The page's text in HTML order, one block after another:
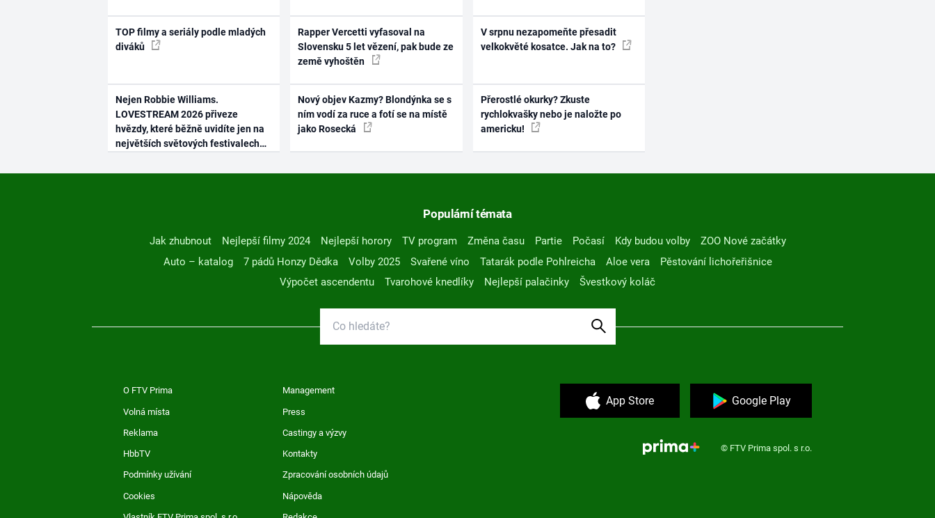
TOP filmy a seriály podle mladých
diváků
Nejen Robbie Williams.
LOVESTREAM 2026 přiveze
hvězdy, které běžně uvidíte jen na
největších světových festivalech
Rapper Vercetti vyfasoval na
Slovensku 5 let vězení, pak bude ze
země vyhoštěn
Nový objev Kazmy? Blondýnka se s
ním vodí za ruce a fotí se na místě
jako Rosecká
V srpnu nezapomeňte přesadit
velkokvěté kosatce. Jak na to?
Přerostlé okurky? Zkuste
rychlokvašky nebo je naložte po
americku!
Populární témata
Jak zhubnout Nejlepší filmy 2024 Nejlepší horory TV program Změna času Partie Počasí Kdy budou volby
ZOO Nové začátky
Auto – katalog
7 pádů Honzy Dědka Volby 2025 Svařené víno Tatarák podle Pohlreicha Aloe vera
Pěstování lichořeřišnice
Výpočet ascendentu
Tvarohové knedlíky Nejlepší palačinky Švestkový koláč
O FTV Prima Management
Volná místa Press
Reklama Castingy a výzvy
HbbTV Kontakty
Podmínky užívání Zpracování osobních údajů
Cookies Nápověda
App Store Google Play
© FTV Prima spol. s r.o.